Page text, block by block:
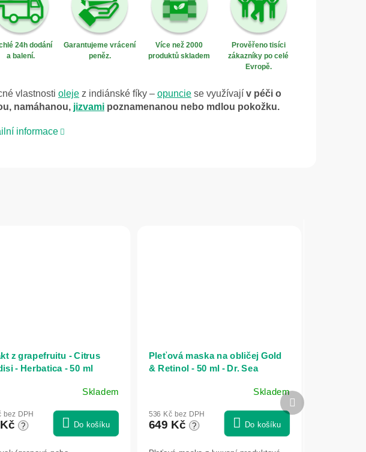
24h dodání
a balení.
Garantujeme vrácení
peněz.
Více než 2000
produktů skladem
Prověřeno tisíci
zákazníky po celé
Evropě.
vlastnosti oleje z indiánské fíky – opuncie se využívají v péči o
namáhanou, jizvami poznamenanou nebo mdlou pokožku.
informace
z grapefruitu - Citrus
- Herbatica - 50 ml
Skladem
bez DPH
Kč ? Do košíku
Pleťová maska na obličej Gold
& Retinol - 50 ml - Dr. Sea
Skladem
536 Kč bez DPH
649 Kč ? Do košíku
Další
produkt